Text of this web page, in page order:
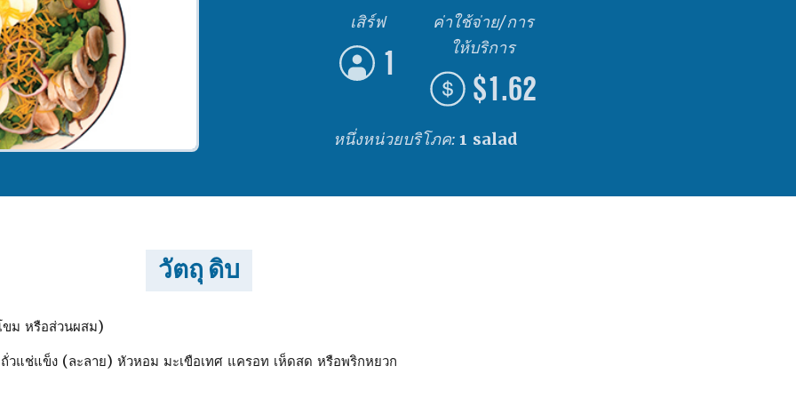
เสิร์ฟ
1
ค่าใช้จ่าย/การ
ให้บริการ
$1.62
หนึ่งหน่วยบริโภค: 1 salad
วัตถุ ดิบ
ม หรือส่วนผสม)
วแช่แข็ง (ละลาย) หัวหอม มะเขือเทศ แครอท เห็ดสด หรือพริกหยวก